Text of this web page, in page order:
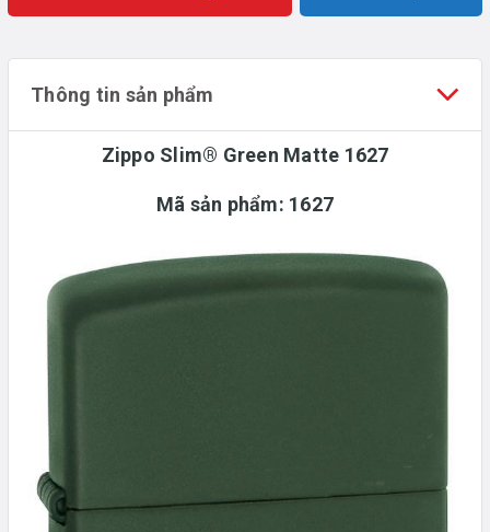
Thông tin sản phẩm
Zippo Slim® Green Matte 1627
Mã sản phẩm: 1627